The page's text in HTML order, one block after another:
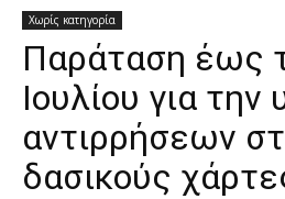
Χωρίς κατηγορία
Παράταση έως
Ιουλίου για
αντιρρήσεων
δασικούς